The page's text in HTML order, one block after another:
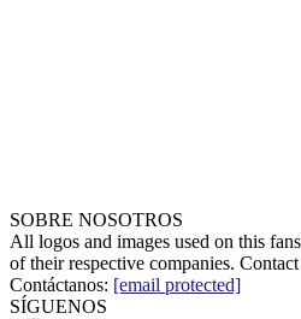
SOBRE NOSOTROS
All logos and images used on this
of their respective companies. Contact
Contáctanos: [email protected]
SÍGUENOS